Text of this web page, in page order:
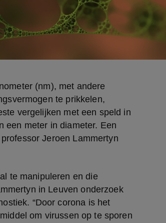
(nm), met andere
te prikkelen,
vergelijken met een speld in
een meter in diameter. Een
Jeroen Lammertyn
te manipuleren en die
in Leuven onderzoek
“Door corona is het
om virussen op te sporen